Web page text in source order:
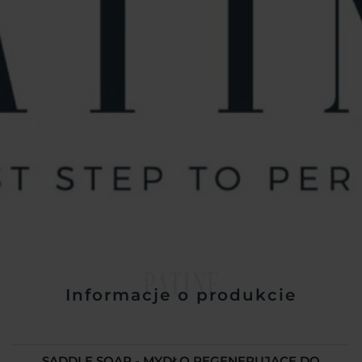
PATINE
Informacje o produkcie